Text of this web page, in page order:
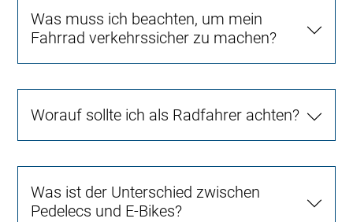
Was muss ich beachten, um mein
Fahrrad verkehrssicher zu machen?
Worauf sollte ich als Radfahrer achten?
Was ist der Unterschied zwischen
Pedelecs und E-Bikes?